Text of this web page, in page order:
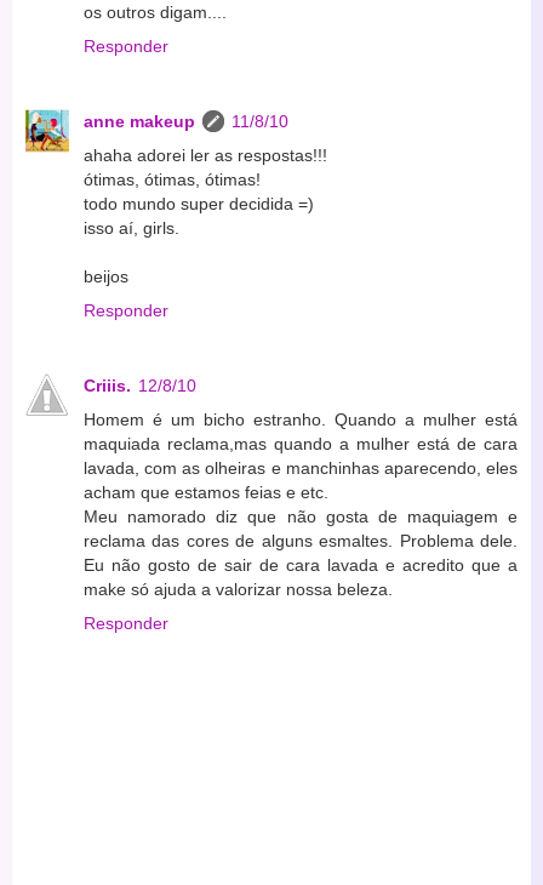
os outros digam....
Responder
anne makeup
11/8/10
ahaha adorei ler as respostas!!!
ótimas, ótimas, ótimas!
todo mundo super decidida =)
isso aí, girls.
beijos
Responder
Criiis. 12/8/10
Homem é um bicho estranho. Quando a mulher está
maquiada reclama,mas quando a mulher está de cara
lavada, com as olheiras e manchinhas aparecendo, eles
acham que estamos feias e etc.
Meu namorado diz que não gosta de maquiagem e
reclama das cores de alguns esmaltes. Problema dele.
Eu não gosto de sair de cara lavada e acredito que a
make só ajuda a valorizar nossa beleza.
Responder